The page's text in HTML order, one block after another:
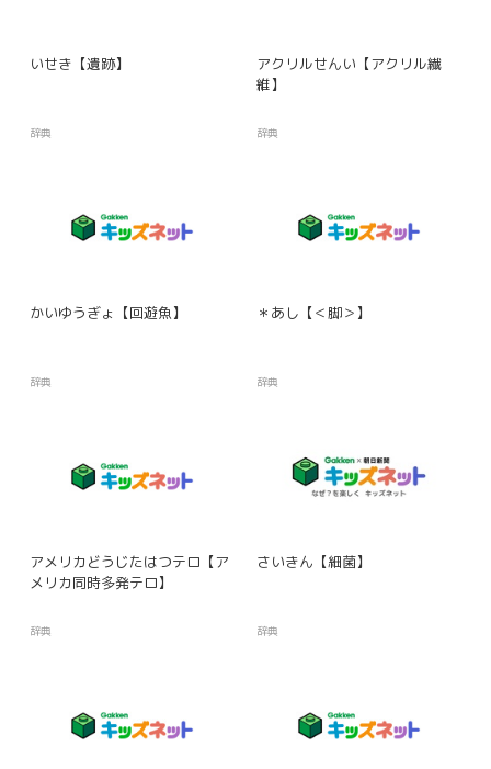
いせき【遺跡】
辞典
アクリルせんい【アクリル繊
維】
辞典
かいゆうぎょ【回遊魚】
辞典
＊あし【＜脚＞】
辞典
アメリカどうじたはつテロ【ア
メリカ同時多発テロ】
辞典
さいきん【細菌】
辞典